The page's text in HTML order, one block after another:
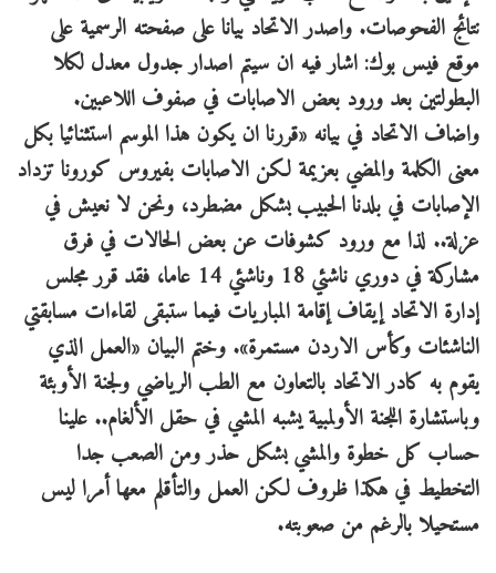
نتائج الفحوصات. واصدر الاتحاد بيانا على صفحته الرسمية على
موقع فيس بوك: اشار فيه ان سيتم اصدار جدول معدل لكلا
البطولتين بعد ورود بعض الاصابات في صفوف اللاعبين.
واضاف الاتحاد في بيانه «قررنا ان يكون هذا الموسم استثنائيا بكل
معنى الكلمة والمضي بعزيمة لكن الاصابات بفيروس كورونا تزداد
الإصابات في بلدنا الحبيب بشكل مضطرد، ونحن لا نعيش في
عزلة.. لذا مع ورود كشوفات عن بعض الحالات في فرق
مشاركة في دوري ناشئي 18 وناشئي 14 عاما، فقد قرر مجلس
إدارة الاتحاد إيقاف إقامة المباريات فيما ستبقى لقاءات مسابقتي
الناشئات وكأس الاردن مستمرة». وختم البيان «العمل الذي
يقوم به كادر الاتحاد بالتعاون مع الطب الرياضي ولجنة الأوبئة
وباستشارة اللجنة الأولمبية يشبه المشي في حقل الألغام.. علينا
حساب كل خطوة والمشي بشكل حذر ومن الصعب جدا
التخطيط في هكذا ظروف لكن العمل والتأقلم معها أمرا ليس
مستحيلا بالرغم من صعوبته.